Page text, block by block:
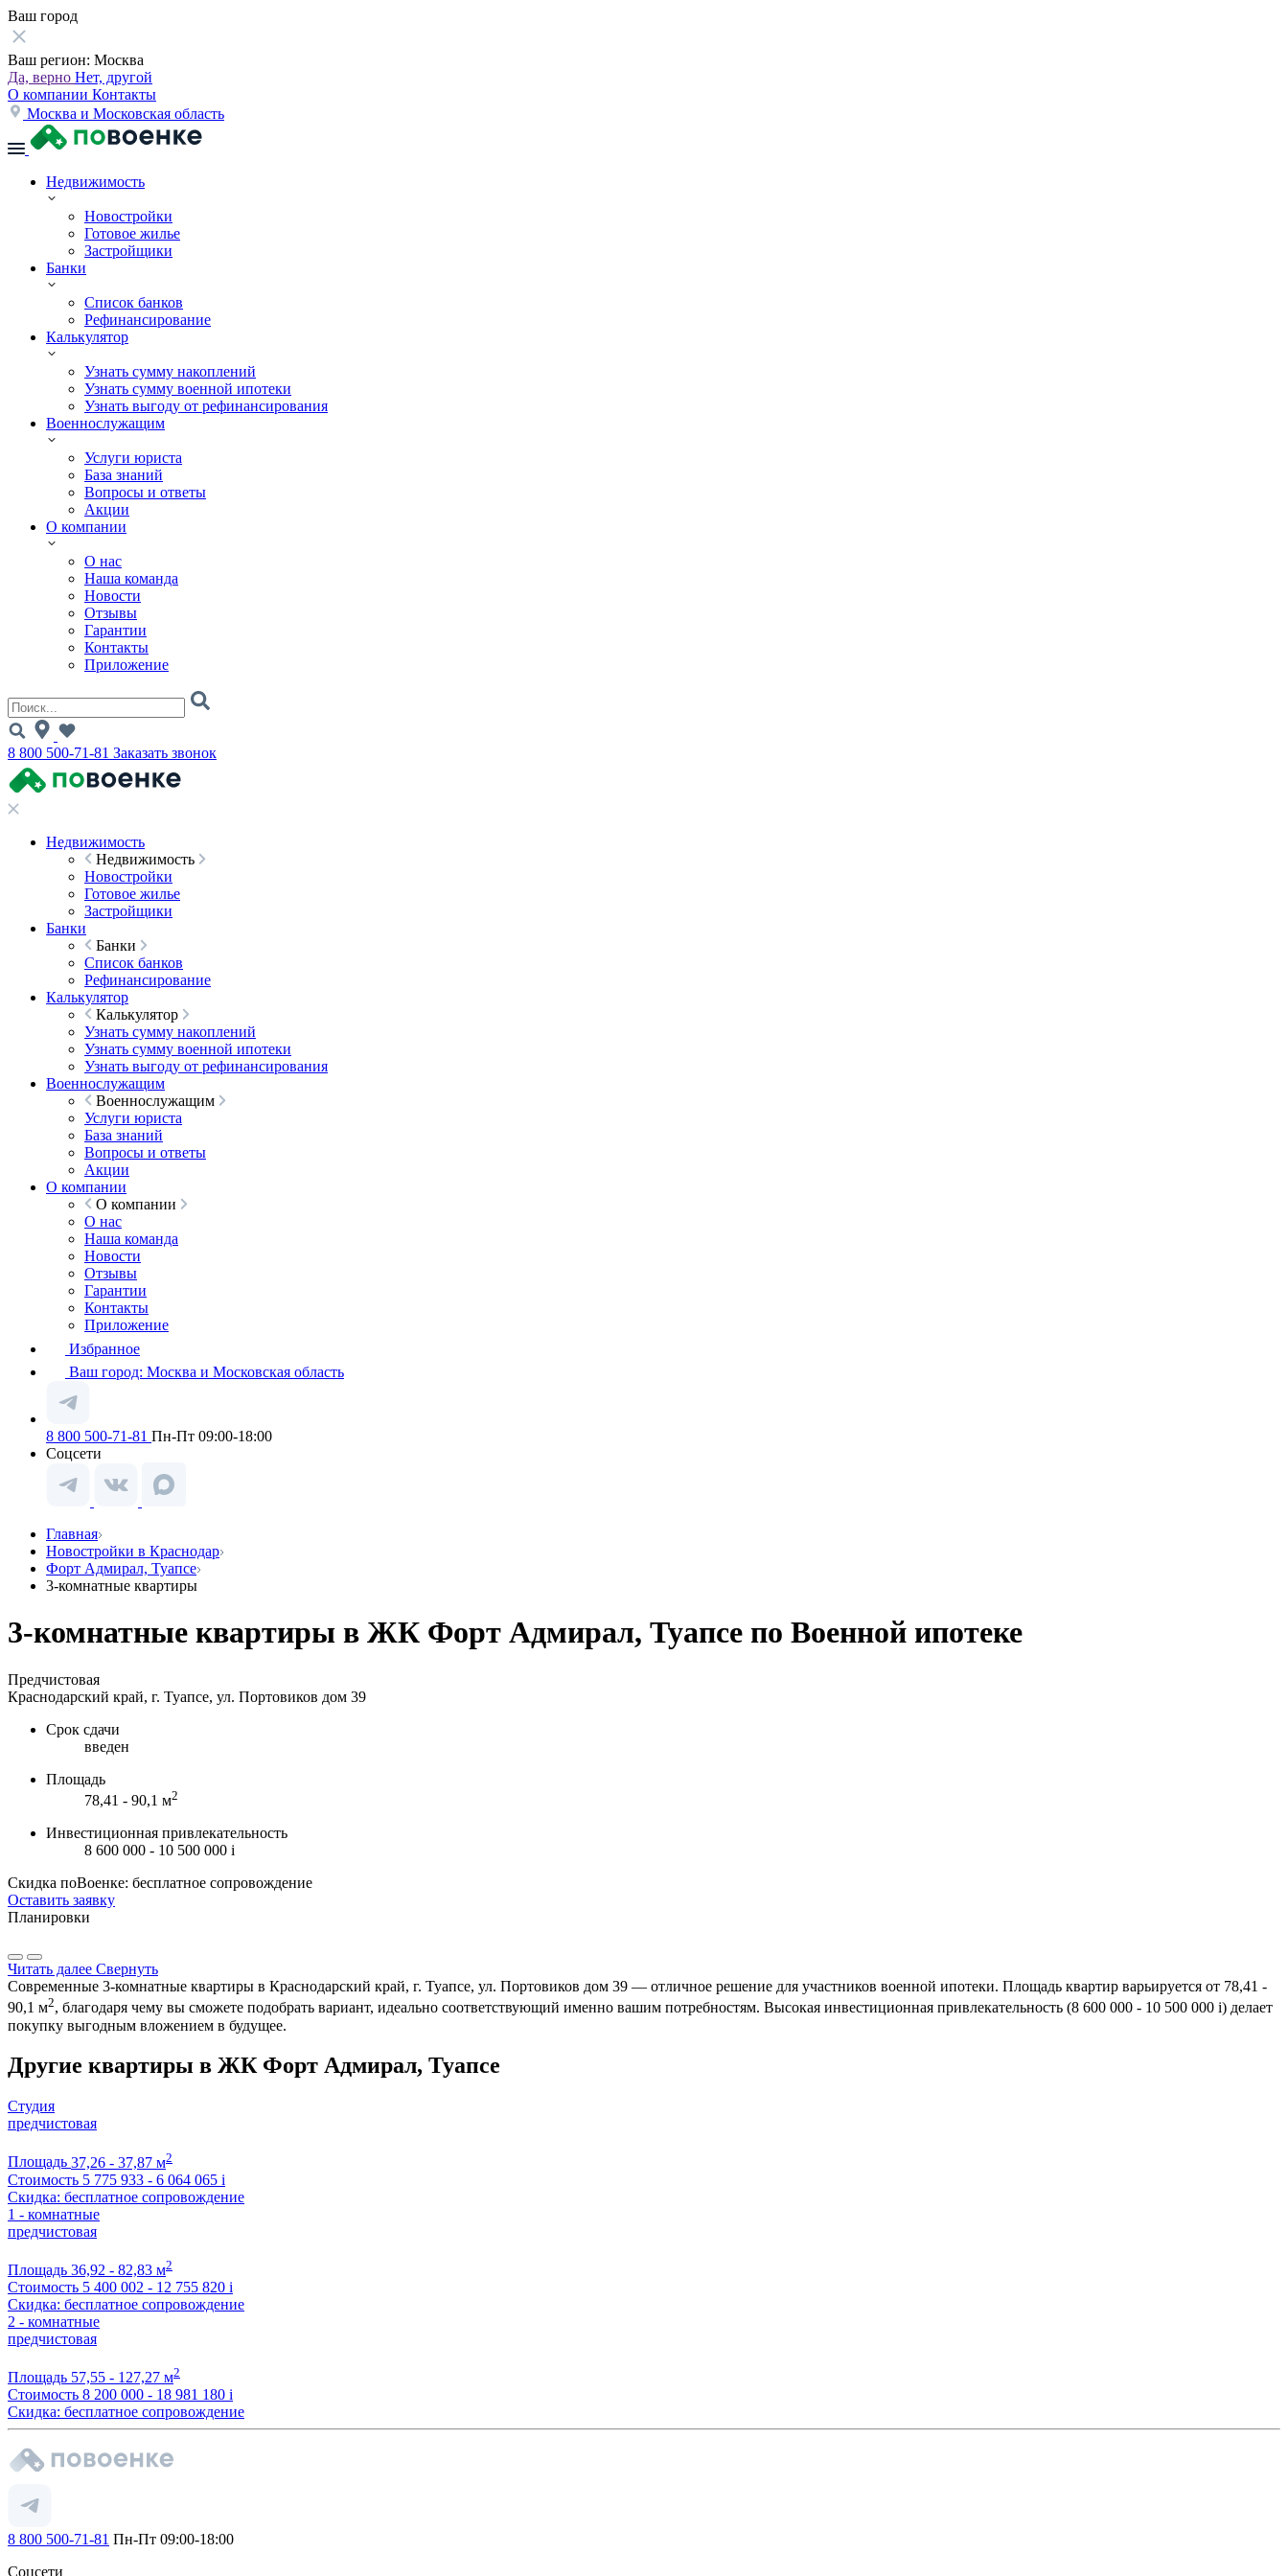
Ваш город
Ваш регион: Москва
Да, верно Нет, другой
О компании Контакты
Москва и Московская область
Недвижимость
Новостройки
Готовое жилье
Застройщики
Банки
Список банков
Рефинансирование
Калькулятор
Узнать сумму накоплений
Узнать сумму военной ипотеки
Узнать выгоду от рефинансирования
Военнослужащим
Услуги юриста
База знаний
Вопросы и ответы
Акции
О компании
О нас
Наша команда
Новости
Отзывы
Гарантии
Контакты
Приложение
8 800 500-71-81 Заказать звонок
Недвижимость
Недвижимость
Новостройки
Готовое жилье
Застройщики
Банки
Банки
Список банков
Рефинансирование
Калькулятор
Калькулятор
Узнать сумму накоплений
Узнать сумму военной ипотеки
Узнать выгоду от рефинансирования
Военнослужащим
Военнослужащим
Услуги юриста
База знаний
Вопросы и ответы
Акции
О компании
О компании
О нас
Наша команда
Новости
Отзывы
Гарантии
Контакты
Приложение
Избранное
Ваш город: Москва и Московская область
8 800 500-71-81 Пн-Пт 09:00-18:00
Соцсети
Главная
Новостройки в Краснодар
Форт Адмирал, Туапсе
3-комнатные квартиры
3-комнатные квартиры в ЖК Форт Адмирал, Туапсе по Военной ипотеке
Предчистовая
Краснодарский край, г. Туапсе, ул. Портовиков дом 39
Срок сдачи
введен
Площадь
78,41 - 90,1 м2
Инвестиционная привлекательность
8 600 000 - 10 500 000 i
Скидка поВоенке: бесплатное сопровождение
Оставить заявку
Планировки
Читать далее Свернуть
Современные 3-комнатные квартиры в Краснодарский край, г. Туапсе, ул. Портовиков дом 39 — отличное решение для участников военной ипотеки. Площадь квартир варьируется от 78,41 -
90,1 м2, благодаря чему вы сможете подобрать вариант, идеально соответствующий именно вашим потребностям. Высокая инвестиционная привлекательность (8 600 000 - 10 500 000 i) делает
покупку выгодным вложением в будущее.
Другие квартиры в ЖК Форт Адмирал, Туапсе
Студия
предчистовая
Площадь 37,26 - 37,87 м2
Стоимость 5 775 933 - 6 064 065 i
Скидка: бесплатное сопровождение
1 - комнатные
предчистовая
Площадь 36,92 - 82,83 м2
Стоимость 5 400 002 - 12 755 820 i
Скидка: бесплатное сопровождение
2 - комнатные
предчистовая
Площадь 57,55 - 127,27 м2
Стоимость 8 200 000 - 18 981 180 i
Скидка: бесплатное сопровождение
8 800 500-71-81 Пн-Пт 09:00-18:00
Соцсети